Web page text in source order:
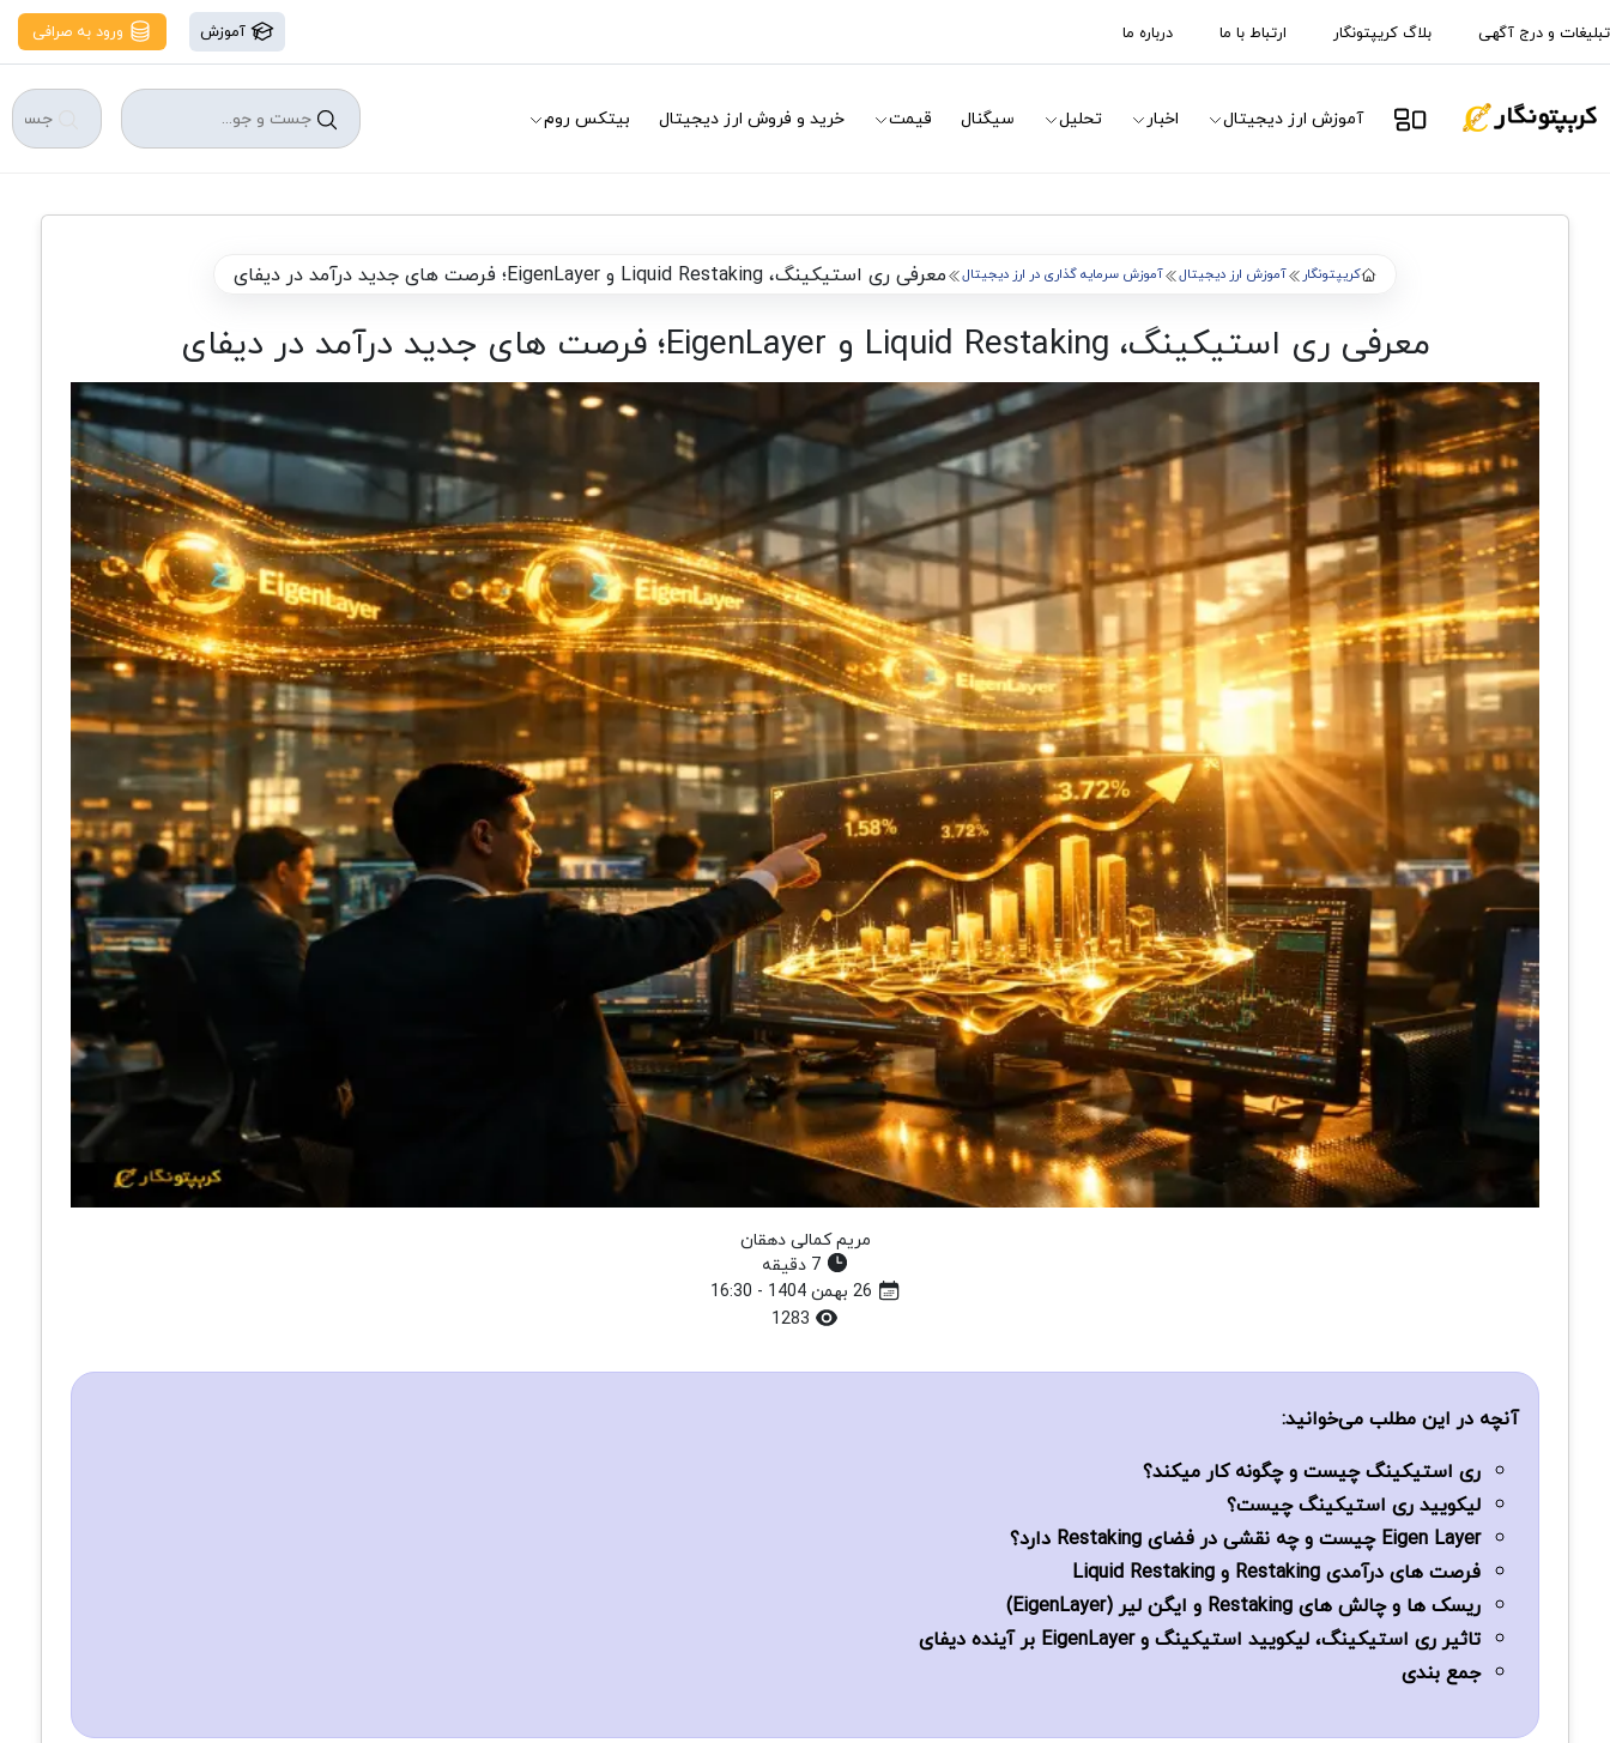
تبلیغات و درج آگهی بلاگ کریپتونگار ارتباط با ما درباره ما آموزش ورود به صرافی
آموزش ارز دیجیتال اخبار تحلیل سیگنال قیمت خرید و فروش ارز دیجیتال بیتکس روم
کریپتونگار آموزش ارز دیجیتال آموزش سرمایه گذاری در ارز دیجیتال معرفی ری استیکینگ، Liquid Restaking و EigenLayer؛ فرصت های جدید درآمد در دیفای
معرفی ری استیکینگ، Liquid Restaking و EigenLayer؛ فرصت های جدید درآمد در دیفای
مریم کمالی دهقان
7 دقیقه
آنچه در این مطلب می‌خوانید:
ری استیکینگ چیست و چگونه کار میکند؟
لیکویید ری استیکینگ چیست؟
Eigen Layer چیست و چه نقشی در فضای Restaking دارد؟
فرصت های درآمدی Restaking و Liquid Restaking
ریسک ها و چالش های Restaking و ایگن لیر (EigenLayer)
تاثیر ری استیکینگ، لیکویید استیکینگ و EigenLayer بر آینده دیفای
جمع بندی